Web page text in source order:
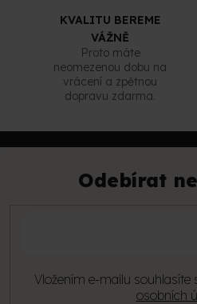
KVALITU BEREME
VÁŽNĚ
Proto máte
neomezenou dobu na
vrácení a zpětnou
dopravu zdarma.
Odebírat
Vložením e-mailu souhlasíte
osobních